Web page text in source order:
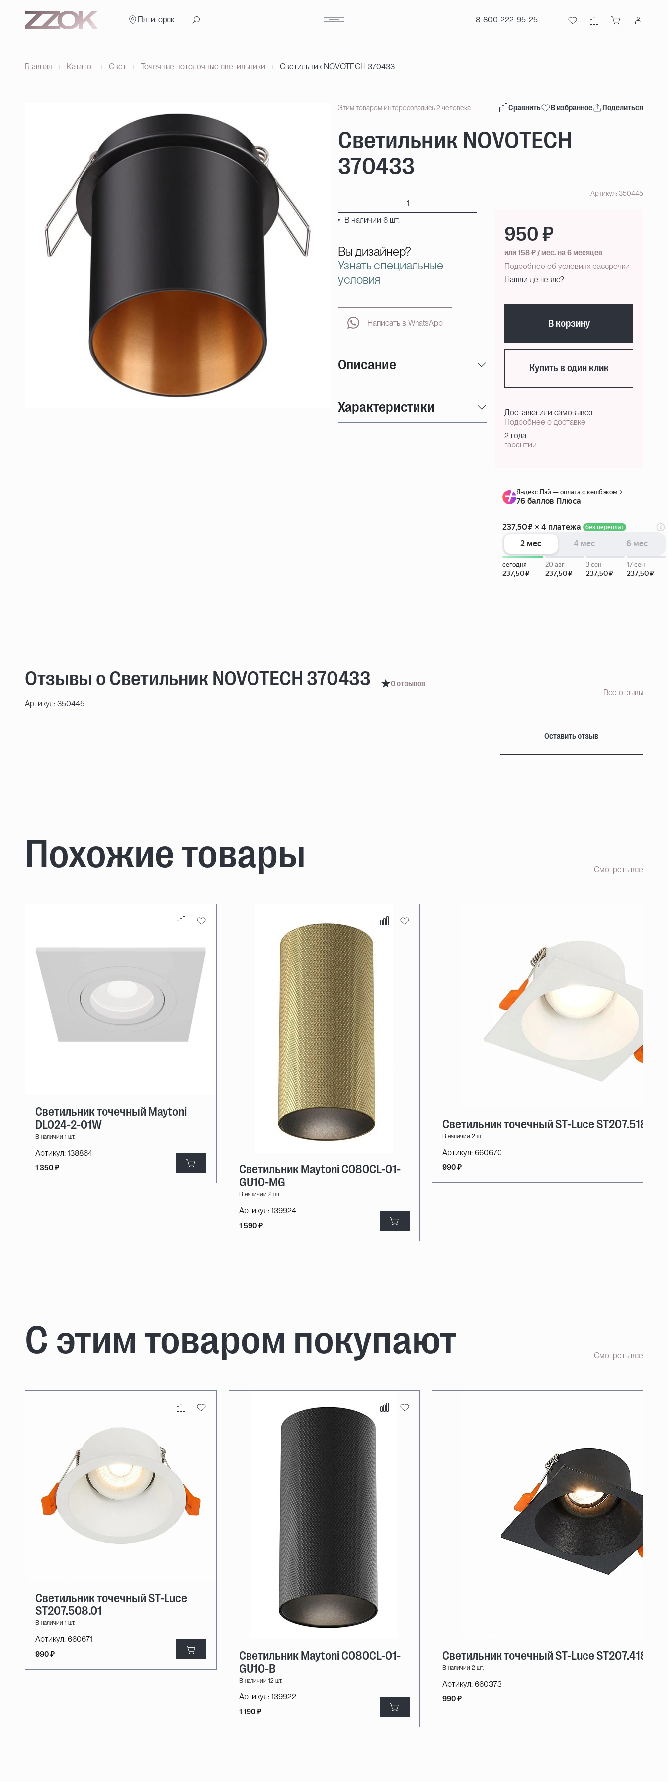
Пятигорск 8-800-222-95-25
Главная Каталог Свет Точечные потолочные светильники Светильник NOVOTECH 370433
Этим товаром интересовались 2 человека Сравнить В избранное Поделиться
Светильник NOVOTECH
370433
В наличии 6 шт.
Вы дизайнер?
Узнать специальные
условия
Написать в WhatsApp
Описание
Характеристики
Артикул: 350445
950 ₽
или 158 ₽ / мес. на 6 месяцев
Подробнее об условиях рассрочки
Нашли дешевле?
В корзину
Купить в один клик
Доставка или самовывоз
Подробнее о доставке
2 года
гарантии
Отзывы о Светильник NOVOTECH 370433 0 отзывов
Все отзывы
Артикул: 350445
Оставить отзыв
Похожие товары Смотреть все
Светильник точечный Maytoni
DL024-2-01W
В наличии 1 шт.
Артикул: 138864
1 350 ₽
Светильник Maytoni C080CL-01-
GU10-MG
В наличии 2 шт.
Артикул:139924
1 590 ₽
Светильник точечный ST-Luce ST207.518.01
В наличии 2 шт.
Артикул: 660670
990 ₽
С этим товаром покупают Смотреть все
Светильник точечный ST-Luce
ST207.508.01
В наличии 1 шт.
Артикул: 660671
990 ₽
Светильник Maytoni C080CL-01-
GU10-B
В наличии 12 шт.
Артикул:139922
1 190 ₽
Светильник точечный ST-Luce ST207.418.01
В наличии 2 шт.
Артикул: 660373
990 ₽